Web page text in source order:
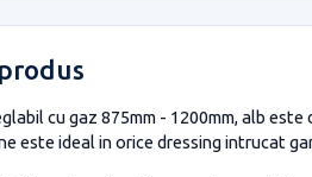
cu gaz 875mm - 1200mm, alb
este ideal in orice dressing intrucat